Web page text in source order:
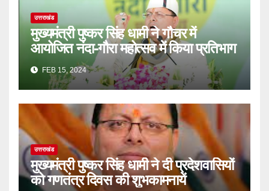
उत्तराखंड
मुख्यमंत्री पुष्कर सिंह धामी ने गौचर में
आयोजित नंदा-गौरा महोत्सव में किया प्रतिभाग
FEB 15, 2024
उत्तराखंड
मुख्यमंत्री पुष्कर सिंह धामी ने दी प्रदेशवासियों
को गणतंत्र दिवस की शुभकामनायें